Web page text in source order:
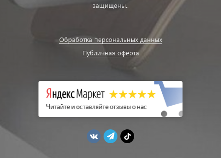
защищены..
Обработка персональных данных
Публичная оферта